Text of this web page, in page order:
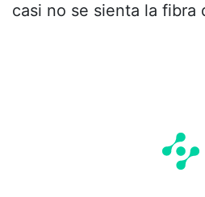
casi no se sienta la fibra